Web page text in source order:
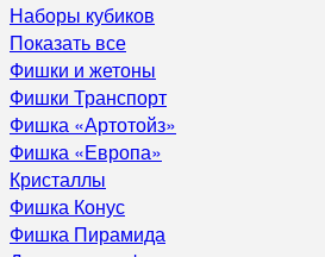
Наборы кубиков
Показать все
Фишки и жетоны
Фишки Транспорт
Фишка «Артотойз»
Фишка «Европа»
Кристаллы
Фишка Конус
Фишка Пирамида